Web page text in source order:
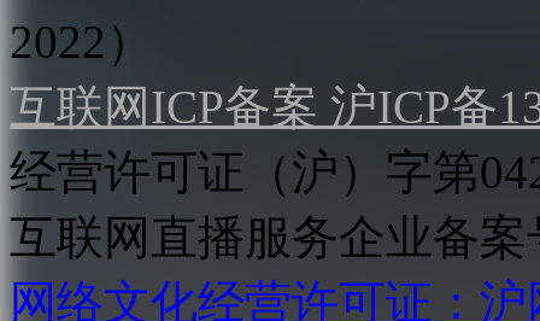
2022）
互联网ICP备案 沪ICP备
经营许可证（沪）字第
互联网直播服务企业备案
网络文化经营许可证：